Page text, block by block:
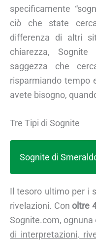
specificamente
ciò che state
differenza di altri
chiarezza,
saggezza che
risparmiando tempo
avete bisogno,
Tre Tipi di Sognite
Sognite di
Il tesoro ultimo per i
rivelazioni. Con oltre
Sognite.com, ognuna
di interpretazioni,